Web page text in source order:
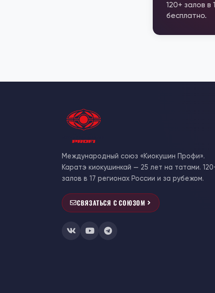
120+ залов
бесплатно.
Международный союз «Киокушин Профи».
Каратэ киокушинкай — 25 лет на татами.
залов в 17 регионах России и за рубежом.
СВЯЗАТЬСЯ С СОЮЗОМ